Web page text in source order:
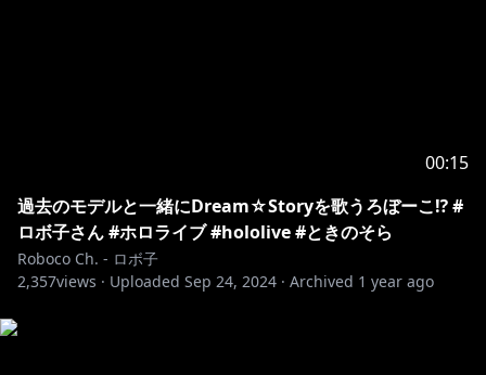
00:15
過去のモデルと一緒にDream☆Storyを歌うろぼーこ⁉️ #
ロボ子さん #ホロライブ #hololive #ときのそら
Roboco Ch. - ロボ子
2,357views · Uploaded Sep 24, 2024 · Archived 1 year ago